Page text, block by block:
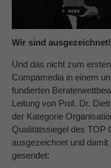
About us
Lorem ipsum dolor
Aenean commodo
Cum sociis natoque
montes, nascetur
ultricies nec.
Wir sind ausgezeichnet!
Und das nicht zum
Compamedia in einem
fundierten
Leitung von Prof. Dr.
der Kategorie
Qualitätssiegel des TOP
ausgezeichnet und
gesendet: